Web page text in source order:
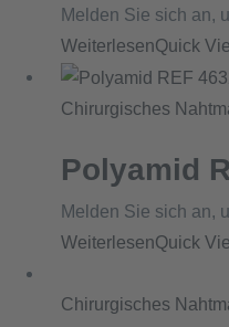
Melden Sie sich an,
WeiterlesenQuick
Chirurgisches
Polyamid
Melden Sie sich an,
WeiterlesenQuick
Chirurgisches